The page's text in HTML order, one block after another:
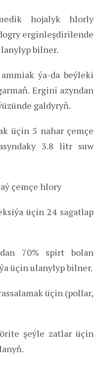
hojalyk hlorly
erginleşdirilende
bilner.
ýa-da beýleki
Ergini azyndan
galdyryň.
üçin 5 nahar çemçe
3.8 litr suw
çemçe hlory
üçin 24 sagatlap
70% spirt bolan
üçin ulanylyp bilner.
üçin (pollar,
şeýle zatlar üçin